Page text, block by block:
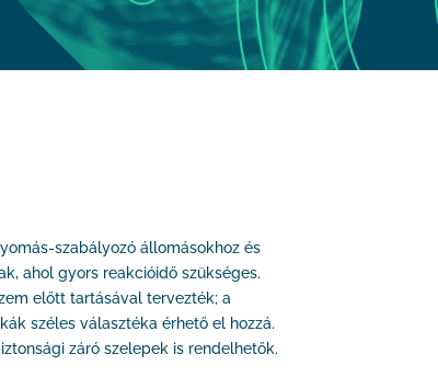
szabályozó állomásokhoz és
ahol gyors reakcióidő szükséges.
előtt tartásával tervezték; a
széles választéka érhető el hozzá.
záró szelepek is rendelhetők.